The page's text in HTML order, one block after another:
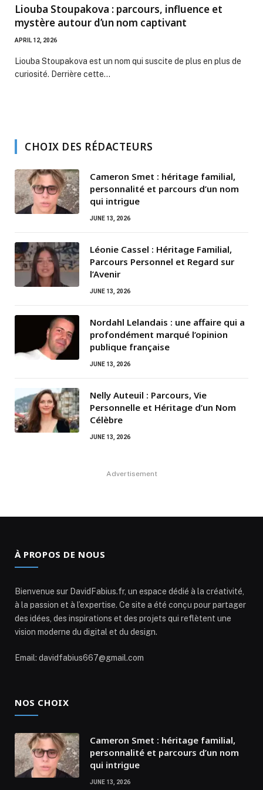
Liouba Stoupakova : parcours, influence et
mystère autour d’un nom captivant
APRIL 12, 2026
Liouba Stoupakova est un nom qui suscite de plus en plus de
curiosité. Derrière cette…
CHOIX DES RÉDACTEURS
Cameron Smet : héritage familial,
personnalité et parcours d’un nom
qui intrigue
JUNE 13, 2026
Léonie Cassel : Héritage Familial,
Parcours Personnel et Regard sur
l’Avenir
JUNE 13, 2026
Nordahl Lelandais : une affaire qui a
profondément marqué l’opinion
publique française
JUNE 13, 2026
Nelly Auteuil : Parcours, Vie
Personnelle et Héritage d’un Nom
Célèbre
JUNE 13, 2026
Advertisement
À PROPOS DE NOUS
Bienvenue sur DavidFabius.fr, un espace dédié à la créativité,
à la passion et à l’expertise. Ce site a été conçu pour partager
des idées, des inspirations et des projets qui reflètent une
vision moderne du digital et du design.
Email: davidfabius667@gmail.com
NOS CHOIX
Cameron Smet : héritage familial,
personnalité et parcours d’un nom
qui intrigue
JUNE 13, 2026